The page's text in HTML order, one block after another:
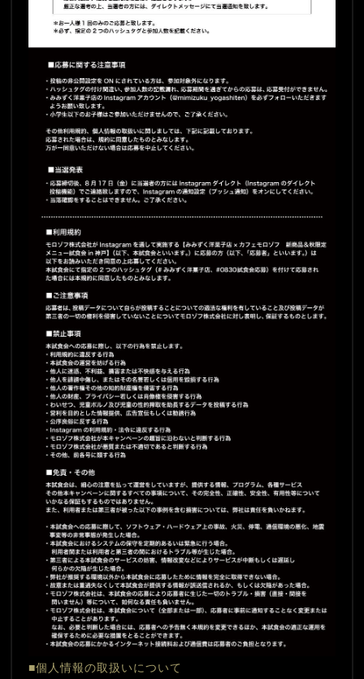
■個人情報の取扱いについて